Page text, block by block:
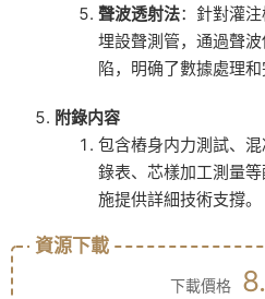
聲波透射法：針對灌
埋設聲測管，通過聲
陷，明确了數據處理和
附錄内容
包含樁身内力測試、
錄表、芯樣加工測量
施提供詳細技術支撐。
資源下載
下載價格